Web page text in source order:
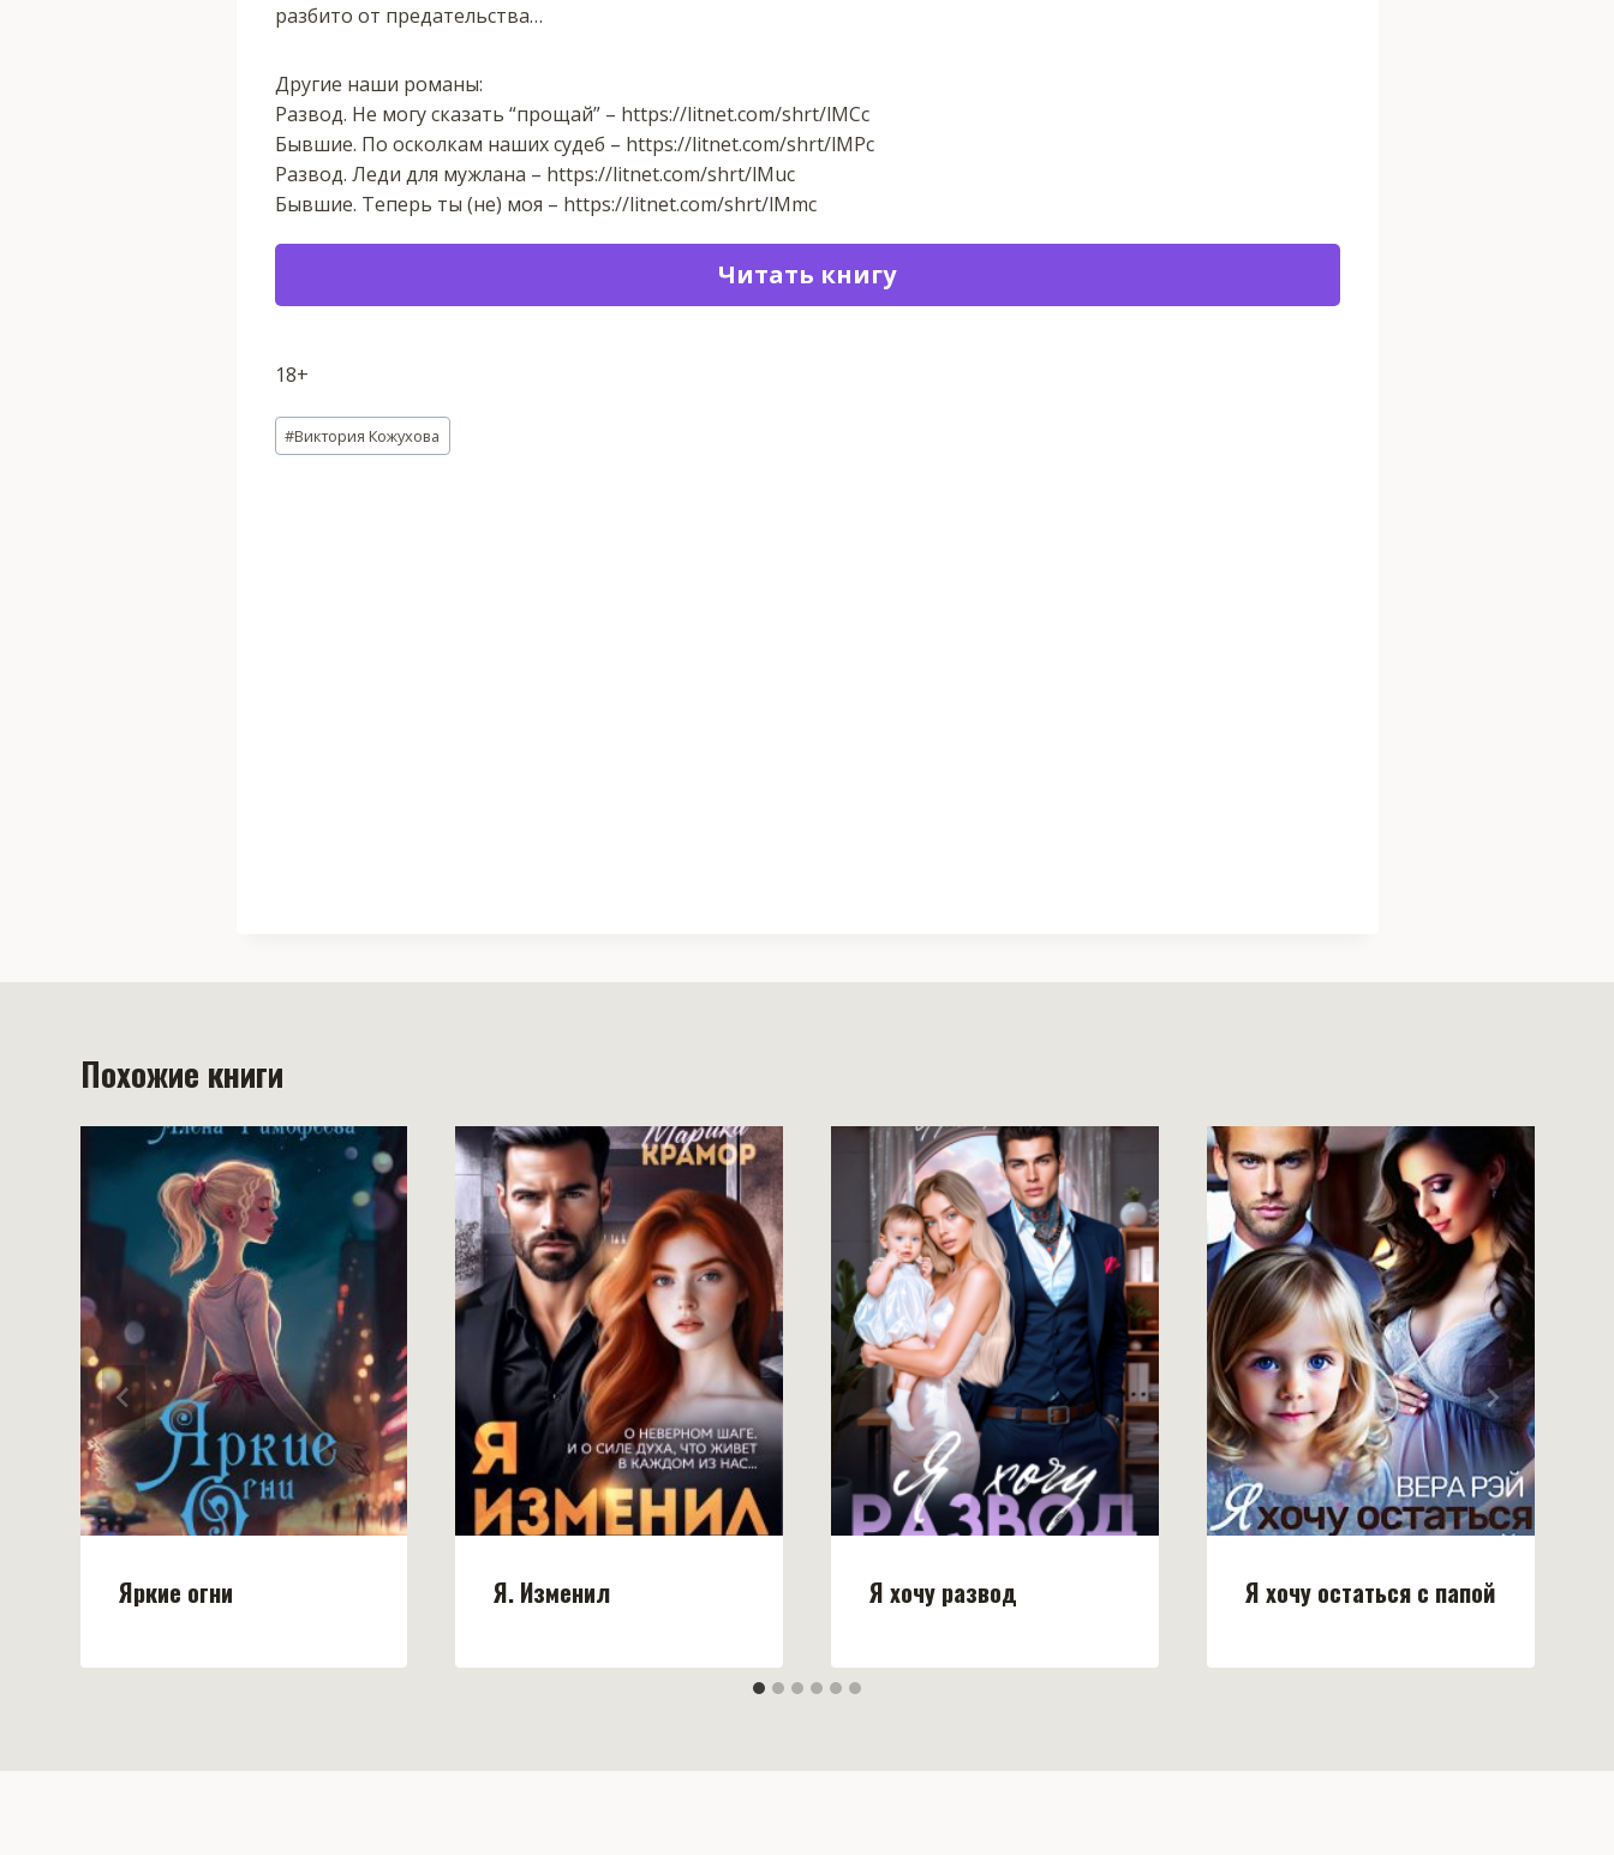
разбито от предательства…
Другие наши романы:
Развод. Не могу сказать “прощай” – https://litnet.com/shrt/lMCc
Бывшие. По осколкам наших судеб – https://litnet.com/shrt/lMPc
Развод. Леди для мужлана – https://litnet.com/shrt/lMuc
Бывшие. Теперь ты (не) моя – https://litnet.com/shrt/lMmc
Читать книгу
18+
Метки
записи:
#Виктория Кожухова
Похожие книги
Яркие огни Я. Изменил Я хочу развод Я хочу остаться с папой